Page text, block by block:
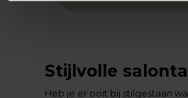
Stijlvolle
Heb je er ooit bij stilgestaan